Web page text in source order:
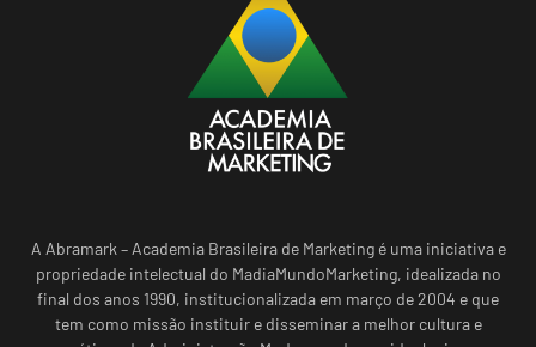
A Abramark – Academia Brasileira de Marketing é uma iniciativa e
propriedade intelectual do MadiaMundoMarketing, idealizada no
final dos anos 1990, institucionalizada em março de 2004 e que
tem como missão instituir e disseminar a melhor cultura e